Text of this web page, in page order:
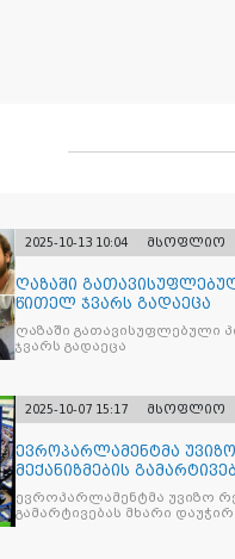
2025-10-13 10:04 მსოფლიო
ღაზაში
წითელ ჯვარს გადაეცა
ღაზაში გათავისუფლებული
ჯვარს გადაეცა
2025-10-07 15:17 მსოფლიო
ევროპარლამენტმა უვიზო
მექანიზმების
ევროპარლამენტმა უვიზო
გამარტივებას მხარი